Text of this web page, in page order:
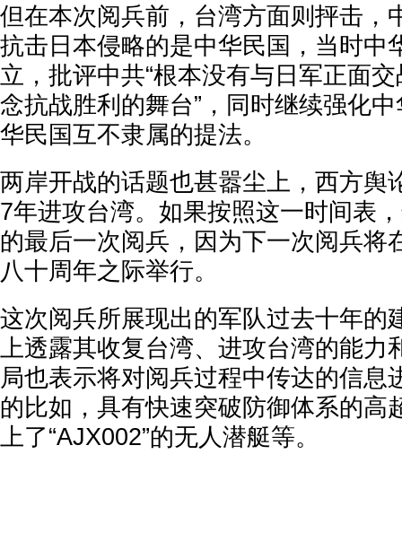
但在本次阅兵前，台湾方面则抨击，
抗击日本侵略的是中华民国，当时中
立，批评中共“根本没有与日军正面交
念抗战胜利的舞台”，同时继续强化
华民国互不隶属的提法。
两岸开战的话题也甚嚣尘上，西方舆
7年进攻台湾。如果按照这一时间表
的最后一次阅兵，因为下一次阅兵将
八十周年之际举行。
这次阅兵所展现出的军队过去十年的
上透露其收复台湾、进攻台湾的能力
局也表示将对阅兵过程中传达的信息
的比如，具有快速突破防御体系的高
上了“AJX002”的无人潜艇等。